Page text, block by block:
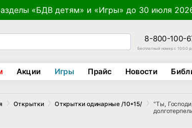
«БДВ детям» и «Игры» до 30 июля
8-800-100-
Бесплатный номер с 10:00
Акции Игры Прайс Новости
Открытки Открытки одинарные /10*15/ "Ты,